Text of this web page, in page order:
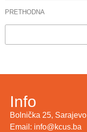
PRETHODNA
Info
Bolnička 25, Sarajevo
Email: info@kcus.ba